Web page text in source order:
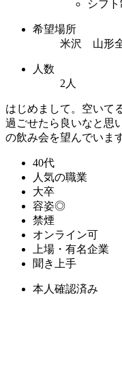
シフト
希望場所
米沢 山形
人数
2人
はじめまして。空いて
過ごせたら良いなと思
の飲み会を望んでいま
40代
人気の職業
大卒
容姿◎
禁煙
オンライン可
上場・有名企業
聞き上手
本人確認済み